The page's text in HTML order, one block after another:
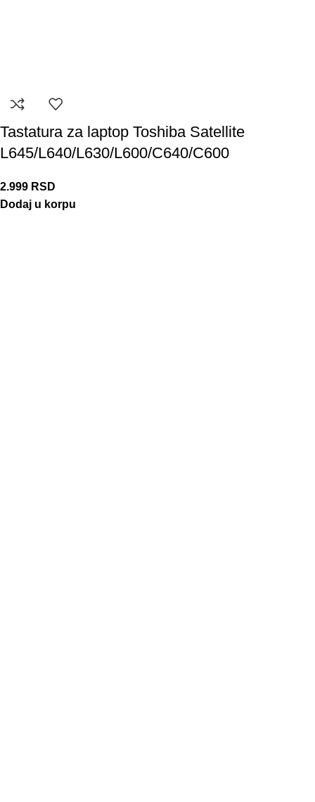
Tastatura za laptop Toshiba Satellite
L645/L640/L630/L600/C640/C600
2.999 RSD
Dodaj u korpu